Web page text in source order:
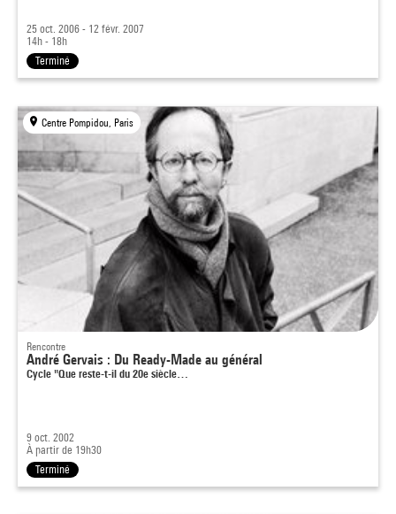
25 oct. 2006 - 12 févr. 2007
14h - 18h
Terminé
Centre Pompidou, Paris
Rencontre
André Gervais : Du Ready-Made au général
Cycle "Que reste-t-il du 20e siècle…
9 oct. 2002
À partir de 19h30
Terminé